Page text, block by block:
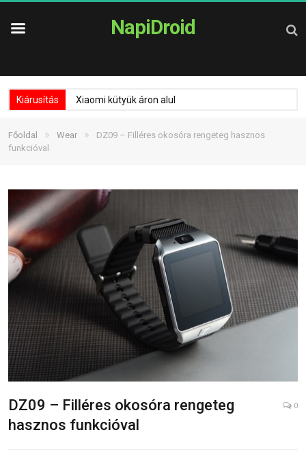
NapiDroid
Kiárusítás Xiaomi kütyük áron alul
Főoldal » Wear »
DZ09 – Filléres okosóra rengeteg hasznos
funkcióval
DZ09 – Filléres okosóra rengeteg
hasznos funkcióval
0